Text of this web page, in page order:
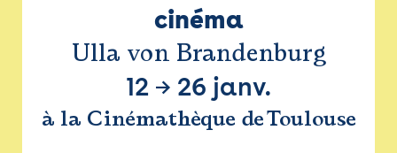
cinéma
Ulla von Brandenburg
12 → 26 janv.
à la Cinémathèque de Toulouse